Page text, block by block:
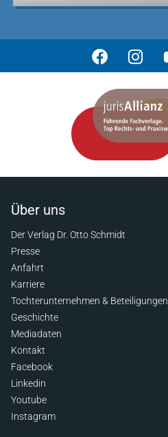
Über uns
Der Verlag Dr. Otto Schmidt
Presse
Anfahrt
Karriere
Tochterunternehmen & Beteiligungen
Geschichte
Mediadaten
Kontakt
Facebook
Linkedin
Youtube
Instagram